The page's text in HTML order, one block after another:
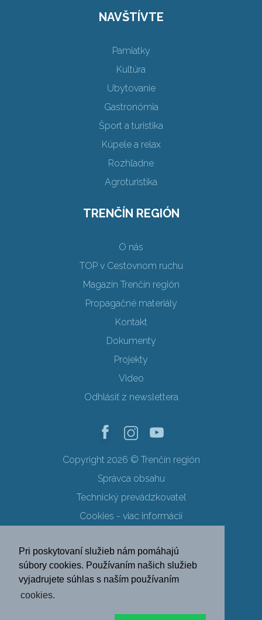
Pri poskytovaní služieb nám pomáhajú
súbory cookies. Používaním našich služieb
vyjadrujete súhlas s naším používaním
cookies.
NAVŠTÍVTE
Pamiatky
Kultúra
Ubytovanie
Gastronómia
Šport a turistika
Kúpele a relax
Rozhľadne
Agroturistika
TRENČÍN REGIÓN
O nás
TOP v Cestovnom ruchu
Magazín Trenčín región
Propagačné materiály
Kontakt
Dokumenty
Projekty
Video
Odhlásiť z newslettera
Copyright 2026 © Trenčín región
Správca obsahu
Technický prevádzkovateľ
Cookies - viac informácií
Ochrana osobných údajov
SK EN DE
PL